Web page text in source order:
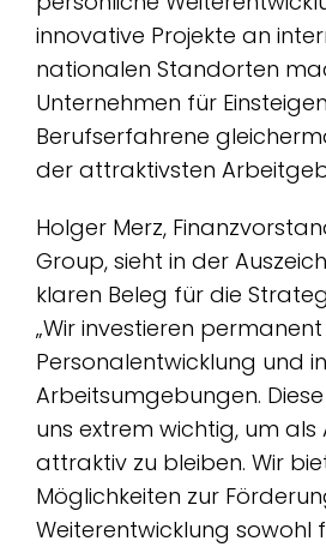
innovative Projekte an
nationalen Standorten
Unternehmen für
Berufserfahrene
der attraktivsten
Holger Merz,
Group, sieht in der
klaren Beleg für die
„Wir investieren
Personalentwicklung und
Arbeitsumgebungen.
uns extrem wichtig, um
attraktiv zu bleiben. Wir
Möglichkeiten zur
Weiterentwicklung sowohl